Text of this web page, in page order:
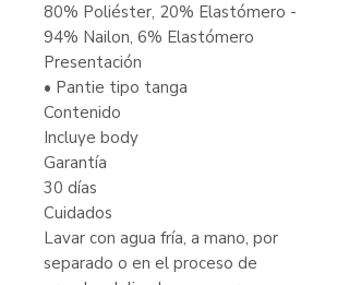
80% Poliéster, 20% Elastómero -
94% Nailon, 6% Elastómero
Presentación
• Pantie tipo tanga
Contenido
Incluye body
Garantía
30 días
Cuidados
Lavar con agua fría, a mano, por
separado o en el proceso de